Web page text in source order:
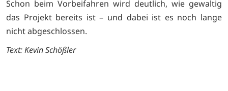
Schon beim Vorbeifahren wird deutlich, wie gewaltig
das Projekt bereits ist – und dabei ist es noch lange
nicht abgeschlossen.
Text: Kevin Schößler